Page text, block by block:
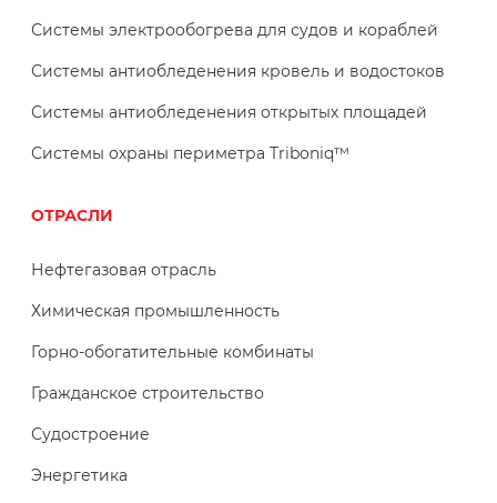
Системы электрообогрева для судов и кораблей
Системы антиобледенения кровель и водостоков
Системы антиобледенения открытых площадей
Системы охраны периметра Triboniq™
ОТРАСЛИ
Нефтегазовая отрасль
Химическая промышленность
Горно-обогатительные комбинаты
Гражданское строительство
Судостроение
Энергетика